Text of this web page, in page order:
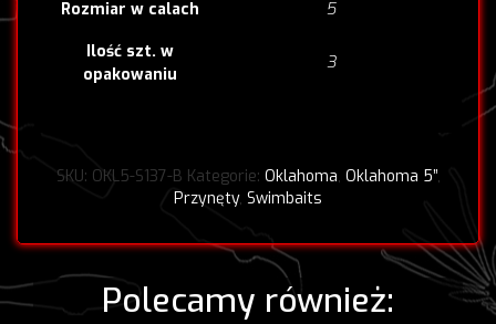
Rozmiar w calach 5
Ilość szt. w
opakowaniu
3
SKU: OKL5-S137-B Kategorie: Oklahoma, Oklahoma 5”,
Przynęty, Swimbaits
Polecamy również: